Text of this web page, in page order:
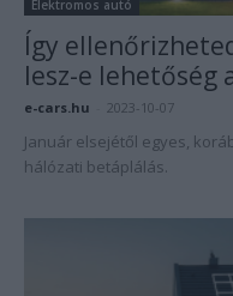
Elektromos autó
Így
lesz-e lehetőség
e-cars.hu 2023-10-07
Január elsejétől egyes,
hálózati betáplálás.